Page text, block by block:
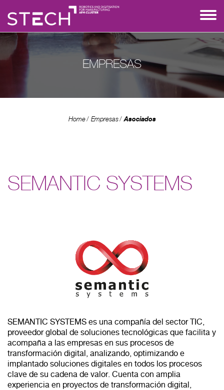
EMPRESAS
Home Empresas Asociados
SEMANTIC SYSTEMS
SEMANTIC SYSTEMS es una compañía del sector TIC,
proveedor global de soluciones tecnológicas que facilita y
acompaña a las empresas en sus procesos de
transformación digital, analizando, optimizando e
implantado soluciones digitales en todos los procesos
clave de su cadena de valor. Cuenta con amplia
experiencia en proyectos de transformación digital,